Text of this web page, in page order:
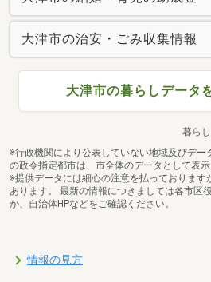
大津市の治安・ごみ収集情報
大津市の暮らしデータ
暮ら
※行政機関により公表していない地域及びデ
の政令指定都市は、市全体のデータとして表示
※提供データには細心の注意を払っております
あります。 最新の情報につきましては各市区
か、自治体HPなどをご確認ください。
情報の見方